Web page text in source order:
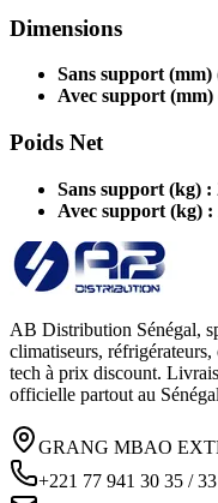
Dimensions
Sans support
Avec support
Poids Net
Sans support (kg) :
Avec support (kg) :
AB Distribution Sénégal,
climatiseurs,
tech à prix discount.
officielle partout au
GRANG MBAO
+221 77 941 30 35 /